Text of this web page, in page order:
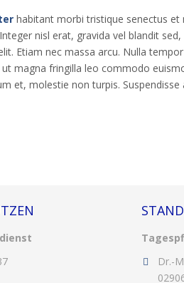
habitant morbi tristique senectus
nisl erat, gravida vel blandit
Etiam nec massa arcu. Nulla
magna fringilla leo commodo
et, molestie non turpis. Suspendisse
Dr.-